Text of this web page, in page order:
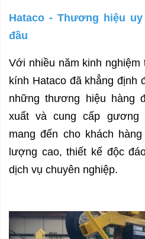
Hataco - Thương hiệu
đầu
Với nhiều năm kinh
kính Hataco đã khẳng định
những thương hiệu hàng
xuất và cung cấp gương
mang đến cho khách
lượng cao, thiết kế độc
dịch vụ chuyên nghiệp.